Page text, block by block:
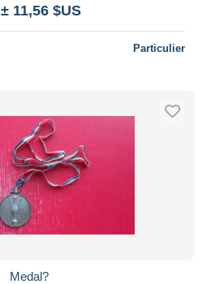
± 11,56 $US
Particulier
Medal?